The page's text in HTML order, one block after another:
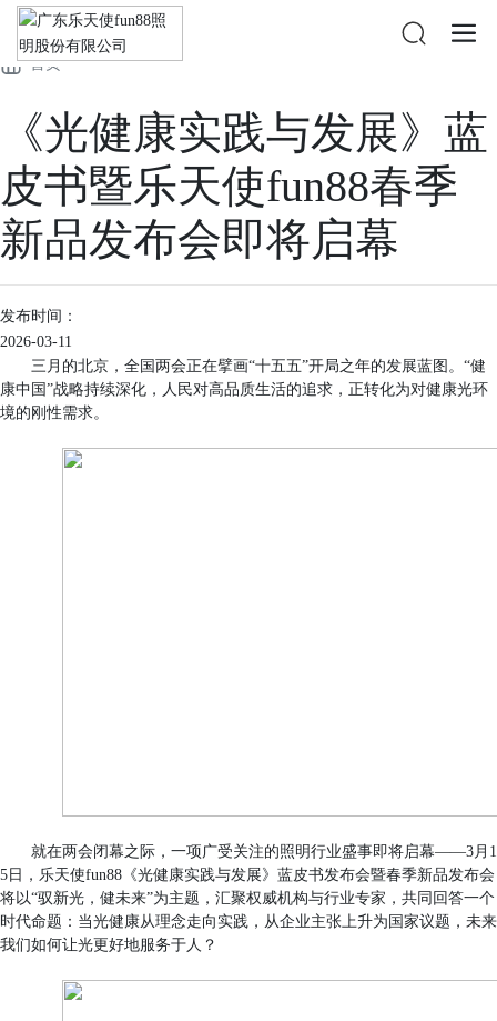
公司新闻
媒体聚焦
首页
《光健康实践与发展》蓝
皮书暨乐天使fun88春季
新品发布会即将启幕
发布时间：
2026-03-11
三月的北京，全国两会正在擘画“十五五”开局之年的发展蓝图。“健
康中国”战略持续深化，人民对高品质生活的追求，正转化为对健康光环
境的刚性需求。
就在两会闭幕之际，一项广受关注的照明行业盛事即将启幕——3月1
5日，乐天使fun88《光健康实践与发展》蓝皮书发布会暨春季新品发布会
将以“驭新光，健未来”为主题，汇聚权威机构与行业专家，共同回答一个
时代命题：当光健康从理念走向实践，从企业主张上升为国家议题，未来
我们如何让光更好地服务于人？